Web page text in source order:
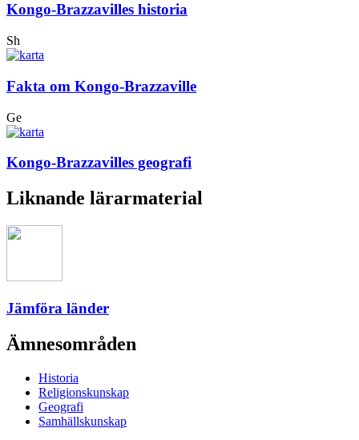
Kongo-Brazzavilles historia
Sh
Fakta om Kongo-Brazzaville
Ge
Kongo-Brazzavilles geografi
Liknande lärarmaterial
Jämföra länder
Ämnesområden
Historia
Religionskunskap
Geografi
Samhällskunskap